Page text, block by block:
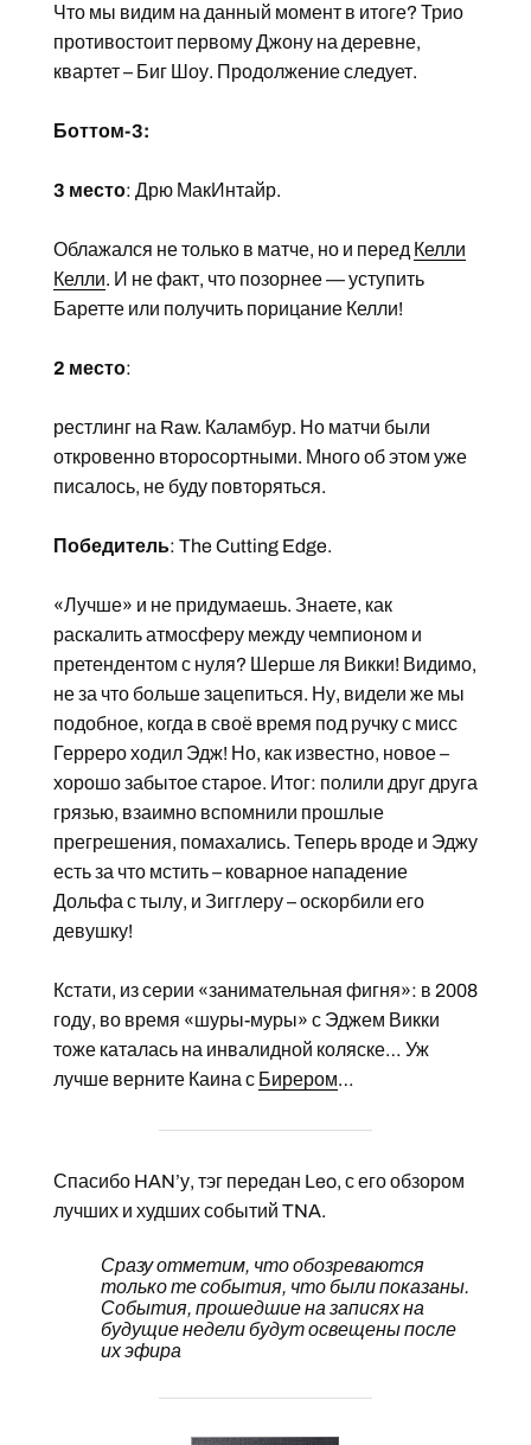
Что мы видим на данный момент в итоге? Трио
противостоит первому Джону на деревне,
квартет – Биг Шоу. Продолжение следует.
Боттом-3:
3 место: Дрю МакИнтайр.
Облажался не только в матче, но и перед Келли
Келли. И не факт, что позорнее — уступить
Баретте или получить порицание Келли!
2 место:
рестлинг на Raw. Каламбур. Но матчи были
откровенно второсортными. Много об этом уже
писалось, не буду повторяться.
Победитель: The Cutting Edge.
«Лучше» и не придумаешь. Знаете, как
раскалить атмосферу между чемпионом и
претендентом с нуля? Шерше ля Викки! Видимо,
не за что больше зацепиться. Ну, видели же мы
подобное, когда в своё время под ручку с мисс
Герреро ходил Эдж! Но, как известно, новое –
хорошо забытое старое. Итог: полили друг друга
грязью, взаимно вспомнили прошлые
прегрешения, помахались. Теперь вроде и Эджу
есть за что мстить – коварное нападение
Дольфа с тылу, и Зигглеру – оскорбили его
девушку!
Кстати, из серии «занимательная фигня»: в 2008
году, во время «шуры-муры» с Эджем Викки
тоже каталась на инвалидной коляске… Уж
лучше верните Каина с Бирером…
Спасибо HAN’у, тэг передан Leo, с его обзором
лучших и худших событий TNA.
Сразу отметим, что обозреваются
только те события, что были показаны.
События, прошедшие на записях на
будущие недели будут освещены после
их эфира